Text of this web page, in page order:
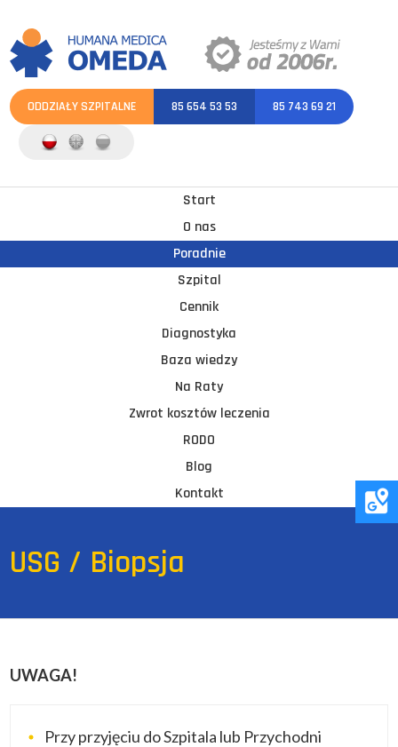
ODDZIAŁY SZPITALNE 85 654 53 53 85 743 69 21
Start
O nas
Poradnie
Szpital
Cennik
Diagnostyka
Baza wiedzy
Na Raty
Zwrot kosztów leczenia
RODO
Blog
Kontakt
USG / Biopsja
UWAGA!
Przy przyjęciu do Szpitala lub Przychodni